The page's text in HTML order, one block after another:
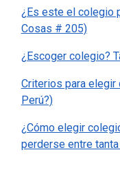
¿Es este el colegio
Cosas # 205)
¿Escoger colegio?
Criterios para elegir
Perú?)
¿Cómo elegir
perderse entre